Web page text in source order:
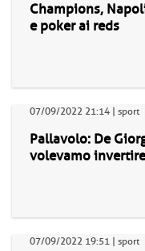
Champions,
e poker ai reds
07/09/2022 21:14 | sport
Pallavolo: De
volevamo
07/09/2022 19:51 | sport